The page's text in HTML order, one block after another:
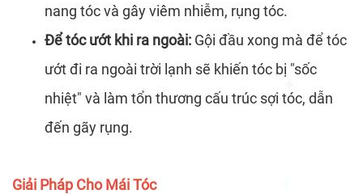
*
nang tóc và gây viêm nhiễm, rụng tóc.
Để tóc ướt khi ra ngoài: Gội đầu xong mà để tóc
ướt đi ra ngoài trời lạnh sẽ khiến tóc bị "sốc
nhiệt" và làm tổn thương cấu trúc sợi tóc, dẫn
đến gãy rụng.
Giải Pháp Cho Mái Tóc